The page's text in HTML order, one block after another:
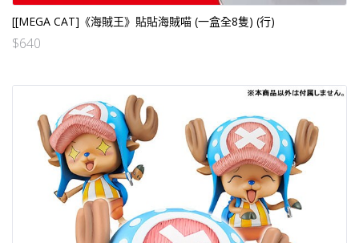
[[MEGA CAT]《海賊王》貼貼海賊喵 (一盒全8隻) (行)
$640